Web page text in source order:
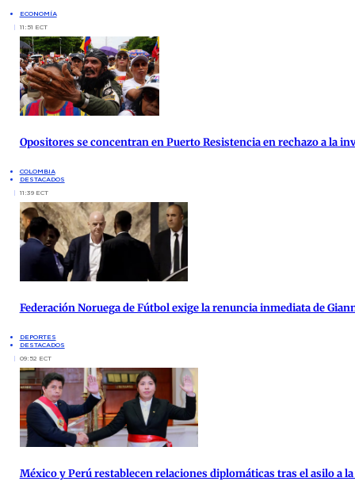
ECONOMÍA
11:51 ECT
Opositores se concentran en Puerto Resistencia en rechazo a la
COLOMBIA
DESTACADOS
11:39 ECT
Federación Noruega de Fútbol exige la renuncia inmediata de
DEPORTES
DESTACADOS
09:52 ECT
México y Perú restablecen relaciones diplomáticas tras el asilo a